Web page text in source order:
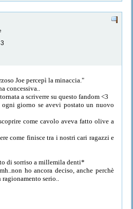
Joe percepì la minaccia.
concessiva..
a scriverre su questo fandom <3
giorno se avevi postato un nuovo
cavolo aveva fatto olive a
finisce tra i nostri cari ragazzi e
di sorriso a millemila denti*
ho ancora deciso, anche perchè
serio..